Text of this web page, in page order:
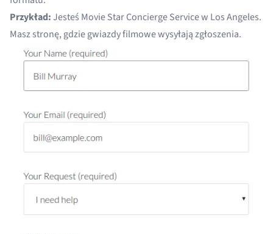
Przykład:Jesteś Movie Star Concierge Service w Los Angeles.
Masz stronę, gdzie gwiazdy filmowe wysyłają zgłoszenia.